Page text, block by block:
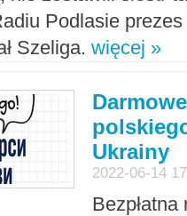
Podlasie
Szeliga. więcej »
Ukrainy
2022-06-14